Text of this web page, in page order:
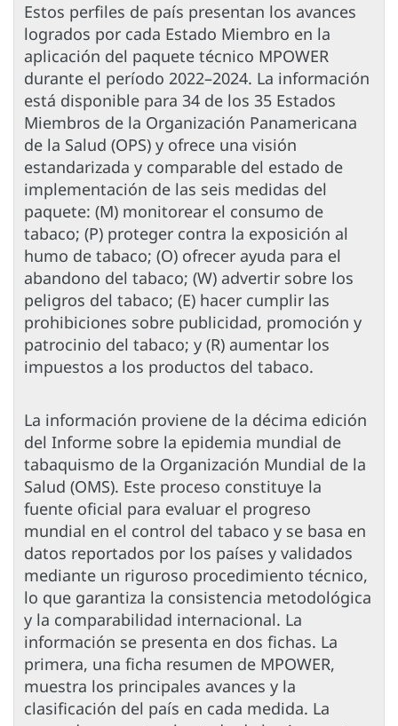
Estos perfiles de país presentan los avances
logrados por cada Estado Miembro en la
aplicación del paquete técnico MPOWER
durante el período 2022–2024. La información
está disponible para 34 de los 35 Estados
Miembros de la Organización Panamericana
de la Salud (OPS) y ofrece una visión
estandarizada y comparable del estado de
implementación de las seis medidas del
paquete: (M) monitorear el consumo de
tabaco; (P) proteger contra la exposición al
humo de tabaco; (O) ofrecer ayuda para el
abandono del tabaco; (W) advertir sobre los
peligros del tabaco; (E) hacer cumplir las
prohibiciones sobre publicidad, promoción y
patrocinio del tabaco; y (R) aumentar los
impuestos a los productos del tabaco.
La información proviene de la décima edición
del Informe sobre la epidemia mundial de
tabaquismo de la Organización Mundial de la
Salud (OMS). Este proceso constituye la
fuente oficial para evaluar el progreso
mundial en el control del tabaco y se basa en
datos reportados por los países y validados
mediante un riguroso procedimiento técnico,
lo que garantiza la consistencia metodológica
y la comparabilidad internacional. La
información se presenta en dos fichas. La
primera, una ficha resumen de MPOWER,
muestra los principales avances y la
clasificación del país en cada medida. La